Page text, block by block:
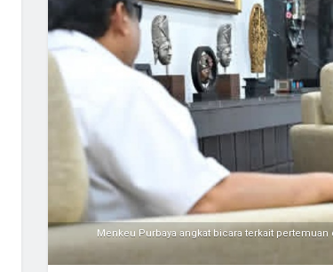
Menkeu Purbaya angkat bicara terkait